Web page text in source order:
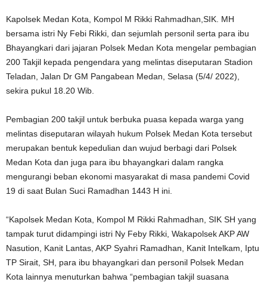
Kapolsek Medan Kota, Kompol M Rikki Rahmadhan,SIK. MH
bersama istri Ny Febi Rikki, dan sejumlah personil serta para ibu
Bhayangkari dari jajaran Polsek Medan Kota mengelar pembagian
200 Takjil kepada pengendara yang melintas diseputaran Stadion
Teladan, Jalan Dr GM Pangabean Medan, Selasa (5/4/ 2022),
sekira pukul 18.20 Wib.
Pembagian 200 takjil untuk berbuka puasa kepada warga yang
melintas diseputaran wilayah hukum Polsek Medan Kota tersebut
merupakan bentuk kepedulian dan wujud berbagi dari Polsek
Medan Kota dan juga para ibu bhayangkari dalam rangka
mengurangi beban ekonomi masyarakat di masa pandemi Covid
19 di saat Bulan Suci Ramadhan 1443 H ini.
“Kapolsek Medan Kota, Kompol M Rikki Rahmadhan, SIK SH yang
tampak turut didampingi istri Ny Feby Rikki, Wakapolsek AKP AW
Nasution, Kanit Lantas, AKP Syahri Ramadhan, Kanit Intelkam, Iptu
TP Sirait, SH, para ibu bhayangkari dan personil Polsek Medan
Kota lainnya menuturkan bahwa “pembagian takjil suasana